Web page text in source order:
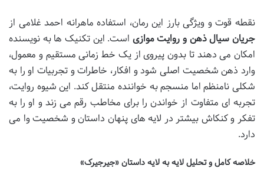
نقطه قوت و ویژگی بارز این رمان، استفاده ماهرانه احمد غلامی از
جریان سیال ذهن و روایت موازی است. این تکنیک ها به نویسنده
امکان می دهند تا بدون پیروی از یک خط زمانی مستقیم و معمول،
وارد ذهن شخصیت اصلی شود و افکار، خاطرات و تجربیات او را به
شکلی نامنظم اما منسجم به خواننده منتقل کند. این شیوه روایت،
تجربه ای متفاوت از خواندن را برای مخاطب رقم می زند و او را به
تفکر و کنکاش بیشتر در لایه های پنهان داستان و شخصیت وا می
دارد.
خلاصه کامل و تحلیل لایه به لایه داستان «جیرجیرک»